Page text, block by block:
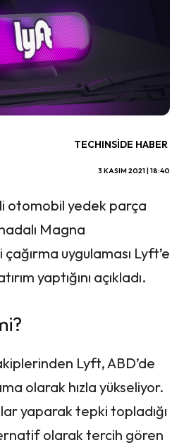
TECHINSIDE HABER
3 KASIM 2021 | 18:40
otomobil yedek parça
Magna
uygulaması Lyft’e
yaptığını açıkladı.
Lyft, ABD’de
olarak hızla yükseliyor.
yaparak tepki topladığı
olarak tercih gören